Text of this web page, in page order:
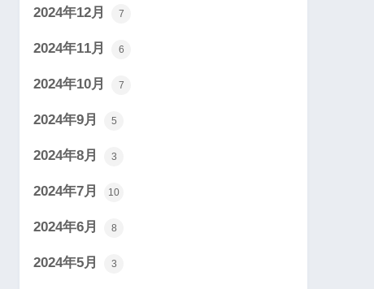
2024年12月 7
2024年11月 6
2024年10月 7
2024年9月 5
2024年8月 3
2024年7月 10
2024年6月 8
2024年5月 3